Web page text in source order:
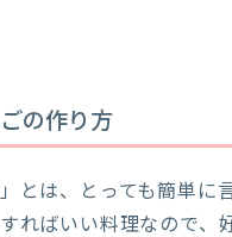
の作り方
」とは、とっても簡単に
ればいい料理なので、